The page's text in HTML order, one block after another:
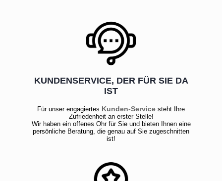
KUNDENSERVICE, DER FÜR SIE DA
IST
Für unser engagiertes Kunden-Service steht Ihre
Zufriedenheit an erster Stelle!
Wir haben ein offenes Ohr für Sie und bieten Ihnen eine
persönliche Beratung, die genau auf Sie zugeschnitten
ist!